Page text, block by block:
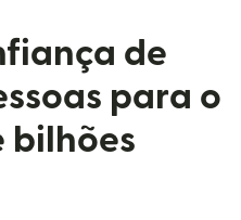
de
para o
bilhões